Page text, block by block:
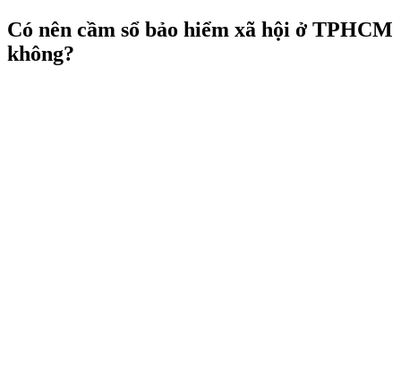
Có nên cầm sổ bảo hiểm xã hội ở TPHCM
không?